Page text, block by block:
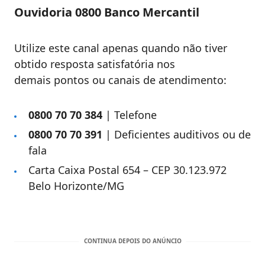
Ouvidoria 0800 Banco Mercantil
Utilize este canal apenas quando não tiver
obtido resposta satisfatória nos
demais pontos ou canais de atendimento:
0800 70 70 384 | Telefone
​0800 70 70 391 | Deficientes auditivos ou de
fala
Carta ​​Caixa Postal 654 – CEP 30.123.972​​​
Belo Horizonte/MG